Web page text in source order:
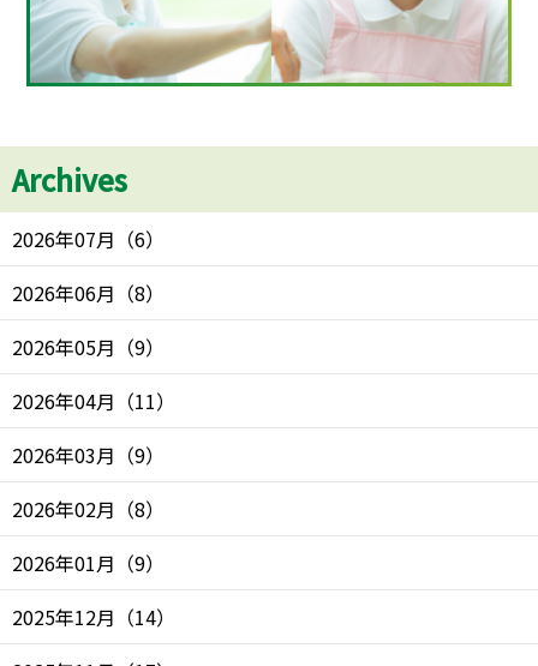
Archives
2026年07月 （6）
2026年06月 （8）
2026年05月 （9）
2026年04月 （11）
2026年03月 （9）
2026年02月 （8）
2026年01月 （9）
2025年12月 （14）